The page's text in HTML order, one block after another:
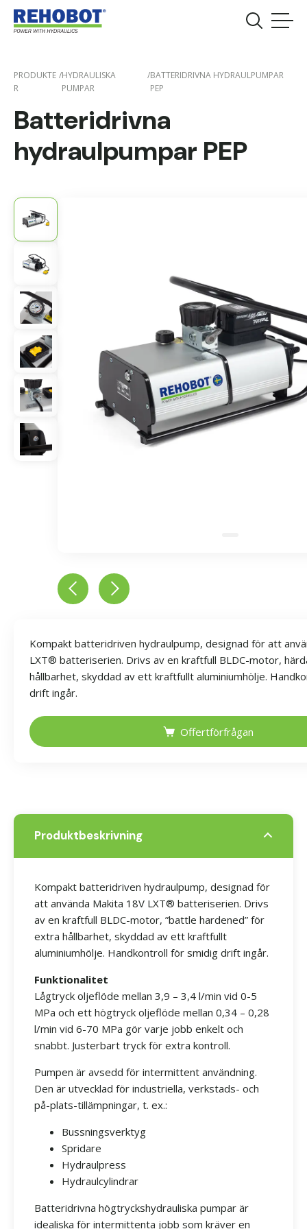
PRODUKTE
R
/HYDRAULISKA
PUMPAR
/BATTERIDRIVNA HYDRAULPUMPAR
PEP
Batteridrivna
hydraulpumpar PEP
Kompakt batteridriven hydraulpump, designad för att
LXT® batteriserien. Drivs av en kraftfull BLDC-motor,
hållbarhet, skyddad av ett kraftfullt aluminiumhölje.
drift ingår.
Offertförfrågan
Produktbeskrivning
Kompakt batteridriven hydraulpump, designad för
att använda Makita 18V LXT® batteriserien. Drivs
av en kraftfull BLDC-motor, ”battle hardened” för
extra hållbarhet, skyddad av ett kraftfullt
aluminiumhölje. Handkontroll för smidig drift ingår.
Funktionalitet
Lågtryck oljeflöde mellan 3,9 – 3,4 l/min vid 0-5
MPa och ett högtryck oljeflöde mellan 0,34 – 0,28
l/min vid 6-70 MPa gör varje jobb enkelt och
snabbt. Justerbart tryck för extra kontroll.
Pumpen är avsedd för intermittent användning.
Den är utvecklad för industriella, verkstads- och
på-plats-tillämpningar, t. ex.:
Bussningsverktyg
Spridare
Hydraulpress
Hydraulcylindrar
Batteridrivna högtryckshydrauliska pumpar är
idealiska för intermittenta jobb som kräver en